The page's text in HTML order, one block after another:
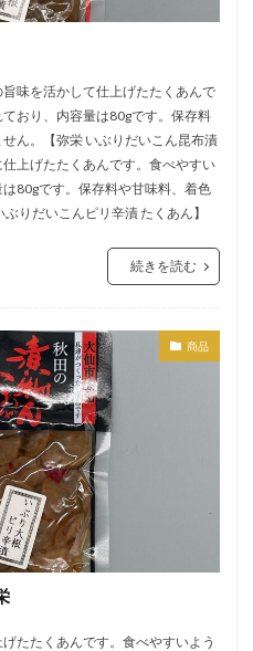
味を活かして仕上げたたくあんで
おり、内容量は80gです。保存料
ん。【弥栄 いぶりだいこん昆布漬
上げたたくあんです。食べやすい
80gです。保存料や甘味料、着色
りだいこんピリ辛漬 たくあん】
続きを読む
商品
たたくあんです。食べやすいよう